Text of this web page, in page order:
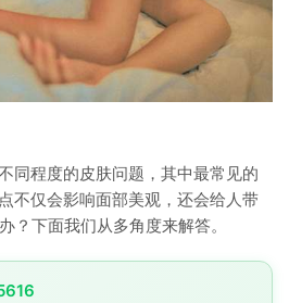
同程度的皮肤问题，其中最常见的
不仅会影响面部美观，还会给人带
？下面我们从多角度来解答。